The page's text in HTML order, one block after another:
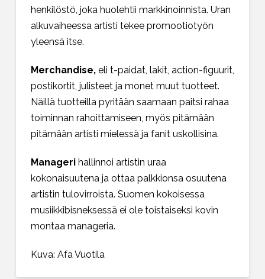
henkilöstö, joka huolehtii markkinoinnista. Uran
alkuvaiheessa artisti tekee promootiotyön
yleensä itse.
Merchandise,eli t-paidat, lakit, action-figuurit,
postikortit, julisteet ja monet muut tuotteet.
Näillä tuotteilla pyritään saamaan paitsi rahaa
toiminnan rahoittamiseen, myös pitämään
pitämään artisti mielessä ja fanit uskollisina.
Managerihallinnoi artistin uraa
kokonaisuutena ja ottaa palkkionsa osuutena
artistin tulovirroista. Suomen kokoisessa
musiikkibisneksessä ei ole toistaiseksi kovin
montaa manageria.
Kuva: Afa Vuotila